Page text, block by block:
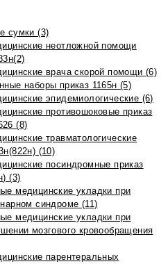
сумки (3)
неотложной помощи
врача скорой помощи (6)
наборы приказ 1165н (5)
эпидемиологические (6)
противошоковые приказ
(8)
травматологические
(10)
посиндромные приказ
(3)
медицинские укладки при
синдроме (11)
медицинские укладки при
мозгового кровообращения
парентеральных